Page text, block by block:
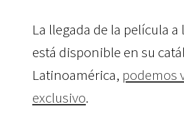
La llegada de la película
está disponible en su
Latinoamérica, podemos
exclusivo.